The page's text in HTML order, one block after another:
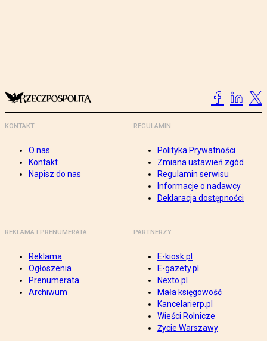
KONTAKT
O nas
Kontakt
Napisz do nas
REGULAMIN
Polityka Prywatności
Zmiana ustawień zgód
Regulamin serwisu
Informacje o nadawcy
Deklaracja dostępności
REKLAMA I PRENUMERATA
Reklama
Ogłoszenia
Prenumerata
Archiwum
PARTNERZY
E-kiosk.pl
E-gazety.pl
Nexto.pl
Mała księgowość
Kancelarierp.pl
Wieści Rolnicze
Życie Warszawy